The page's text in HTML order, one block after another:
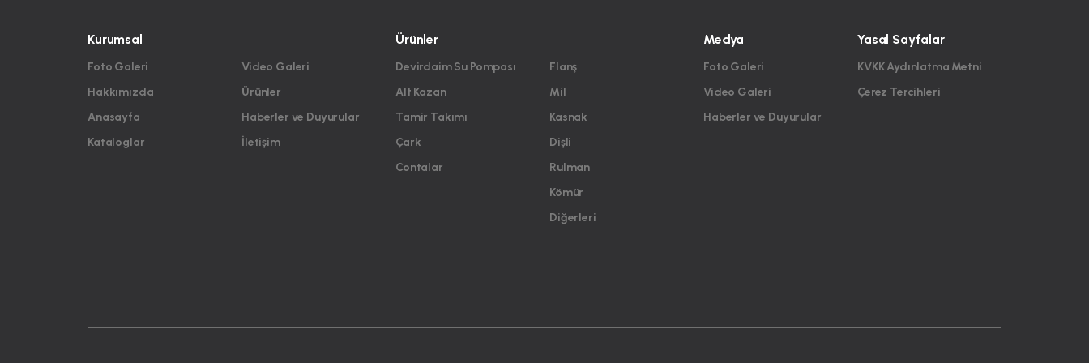
Kurumsal
Foto Galeri
Hakkımızda
Anasayfa
Kataloglar
Video Galeri
Ürünler
Haberler ve Duyurular
İletişim
Ürünler
Devirdaim Su Pompası
Alt Kazan
Tamir Takımı
Çark
Contalar
Flanş
Mil
Kasnak
Dişli
Rulman
Kömür
Diğerleri
Medya
Foto Galeri
Video Galeri
Haberler ve Duyurular
Yasal Sayfalar
KVKK Aydınlatma Metni
Çerez Tercihleri